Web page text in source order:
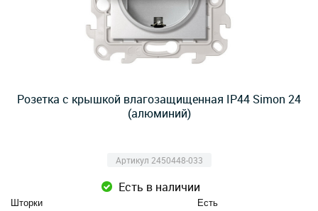
Розетка с крышкой влагозащищенная IP44 Simon 24
(алюминий)
Артикул 2450448-033
Есть в наличии
Шторки
Есть